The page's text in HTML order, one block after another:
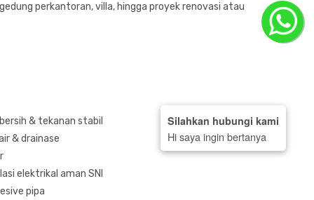
perkantoran, villa, hingga proyek renovasi atau
& tekanan stabil
& drainase
elektrikal aman SNI
pipa
Silahkan hubungi kami
Hi saya ingin bertanya